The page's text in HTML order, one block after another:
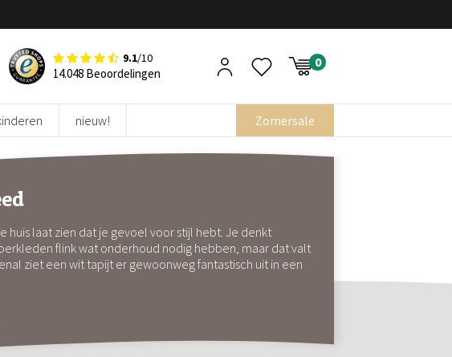
9.1/10
14.048 Beoordelingen
nieuw! Zomersale
huis laat zien dat je gevoel voor stijl hebt. Je denkt
flink wat onderhoud nodig hebben, maar dat valt
ziet een wit tapijt er gewoonweg fantastisch uit in een